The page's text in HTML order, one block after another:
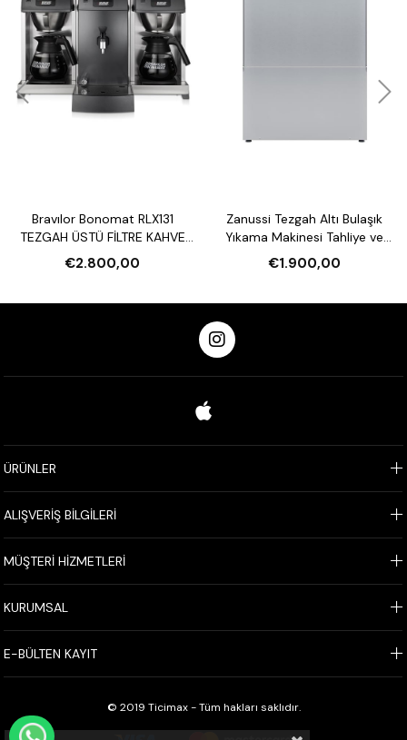
Bravılor Bonomat RLX131
TEZGAH ÜSTÜ FİLTRE KAHVE
MAKİNESİ VE SU ISITICI
€2.800,00
Zanussi Tezgah Altı Bulaşık
Yıkama Makinesi Tahliye ve
Parlatıcı Pompalı
€1.900,00
ÜRÜNLER
ALIŞVERİŞ BİLGİLERİ
MÜŞTERİ HİZMETLERİ
KURUMSAL
E-BÜLTEN KAYIT
© 2019 Ticimax - Tüm hakları saklıdır.